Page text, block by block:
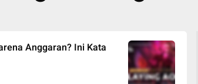
Anggaran? Ini Kata